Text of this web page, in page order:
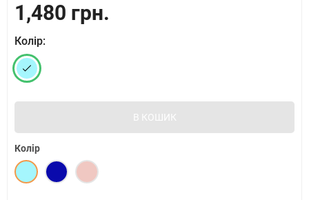
1,480 грн.
Колір:
В КОШИК
Колір